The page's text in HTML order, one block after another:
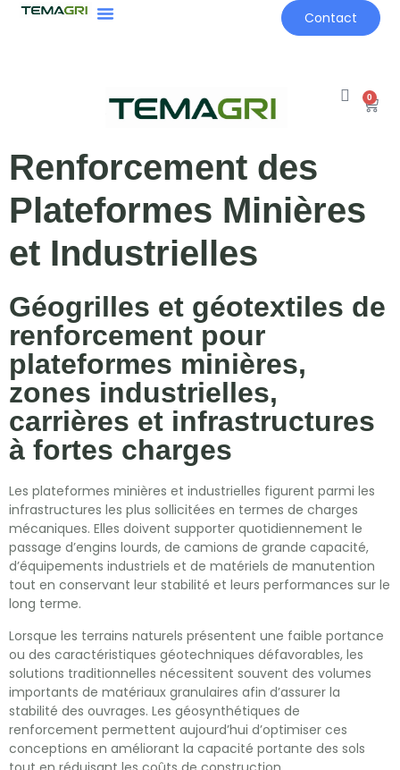
Contact
0
Renforcement des
Plateformes Minières
et Industrielles
Géogrilles et géotextiles de
renforcement pour
plateformes minières,
zones industrielles,
carrières et infrastructures
à fortes charges
Les plateformes minières et industrielles figurent parmi les
infrastructures les plus sollicitées en termes de charges
mécaniques. Elles doivent supporter quotidiennement le
passage d’engins lourds, de camions de grande capacité,
d’équipements industriels et de matériels de manutention
tout en conservant leur stabilité et leurs performances sur le
long terme.
Lorsque les terrains naturels présentent une faible portance
ou des caractéristiques géotechniques défavorables, les
solutions traditionnelles nécessitent souvent des volumes
importants de matériaux granulaires afin d’assurer la
stabilité des ouvrages. Les géosynthétiques de
renforcement permettent aujourd’hui d’optimiser ces
conceptions en améliorant la capacité portante des sols